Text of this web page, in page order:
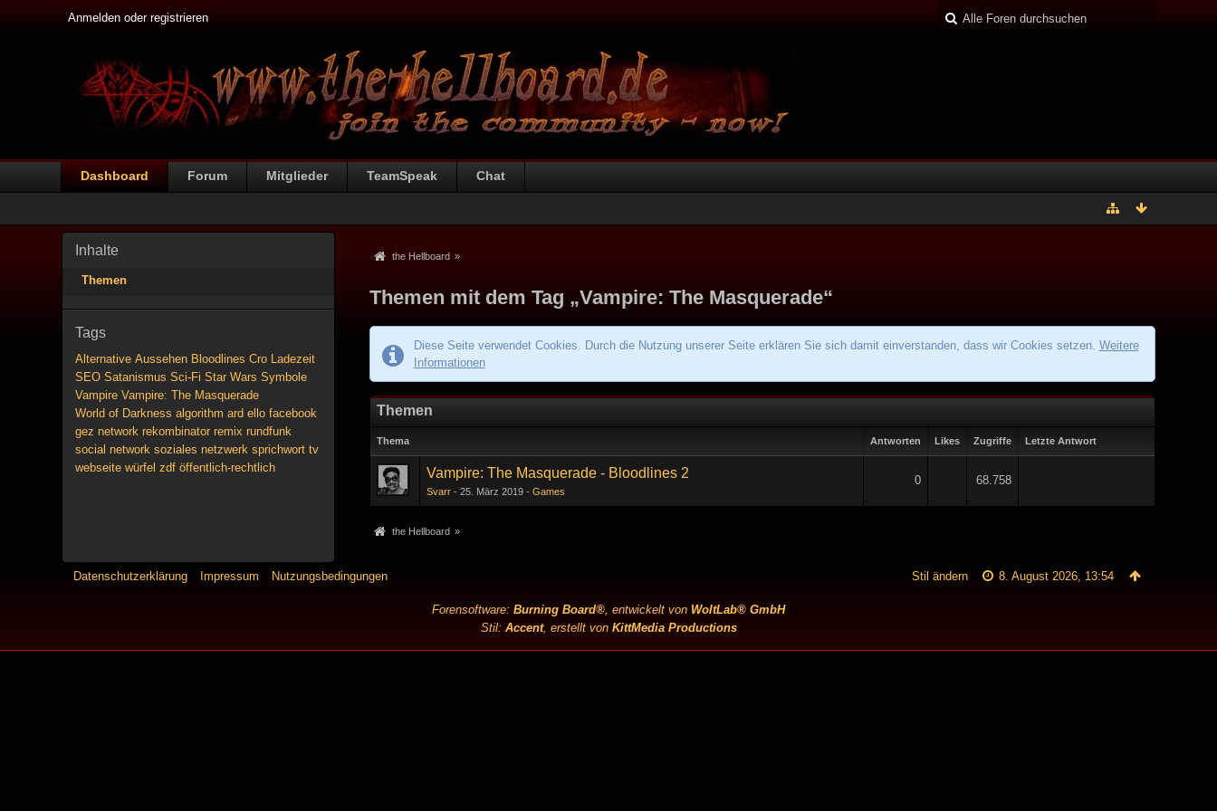
Anmelden oder registrieren
Dashboard Forum Mitglieder TeamSpeak Chat
Inhalte
Themen
Tags
Alternative Aussehen Bloodlines Cro Ladezeit
SEO Satanismus Sci-Fi Star Wars Symbole
Vampire Vampire: The Masquerade
World of Darkness algorithm ard ello facebook
gez network rekombinator remix rundfunk
social network soziales netzwerk sprichwort tv
webseite würfel zdf öffentlich-rechtlich
the Hellboard »
Themen mit dem Tag „Vampire: The Masquerade“
Diese Seite verwendet Cookies. Durch die Nutzung unserer Seite erklären Sie sich damit einverstanden, dass wir Cookies setzen. Weitere
Informationen
Themen
Thema Antworten Likes Zugriffe Letzte Antwort
Vampire: The Masquerade - Bloodlines 2
Svarr 25. März 2019 Games
0 68.758
the Hellboard »
Datenschutzerklärung Impressum Nutzungsbedingungen 8. August 2026, 13:54
Stil ändern
Forensoftware: Burning Board®, entwickelt von WoltLab® GmbH
Stil: Accent, erstellt von KittMedia Productions